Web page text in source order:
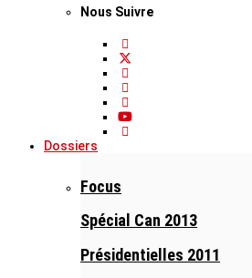
Nous Suivre
Dossiers
Focus
Spécial Can 2013
Présidentielles 2011